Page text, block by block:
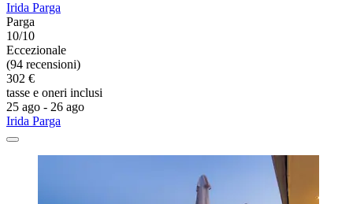
Irida Parga
Parga
10/10
Eccezionale
(94 recensioni)
302 €
tasse e oneri inclusi
25 ago - 26 ago
Irida Parga